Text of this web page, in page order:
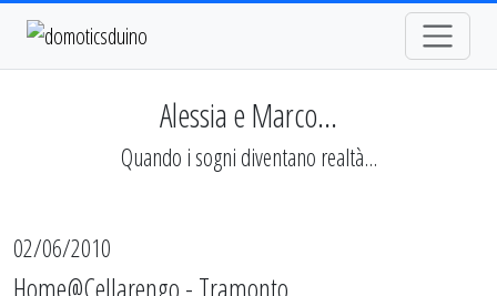
Alessia e Marco...
Quando i sogni diventano realtà...
02/06/2010
Home@Cellarengo - Tramonto